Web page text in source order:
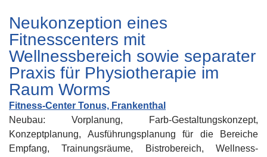
Neukonzeption eines
Fitnesscenters mit
Wellnessbereich sowie separater
Praxis für Physiotherapie im
Raum Worms
Fitness-Center Tonus, Frankenthal
Neubau: Vorplanung, Farb-Gestaltungskonzept,
Konzeptplanung, Ausführungsplanung für die Bereiche
Empfang, Trainungsräume, Bistrobereich, Wellness-